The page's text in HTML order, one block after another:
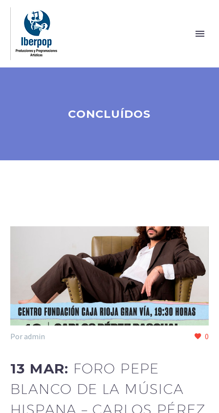
CONCLUÍDOS
0
Por admin
13 MAR: FORO PEPE
BLANCO DE LA MÚSICA
HISPANA – CARLOS PÉREZ